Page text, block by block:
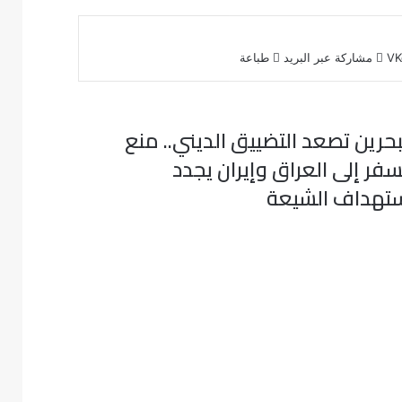
مشاركة عبر البريد طباعة
تصعد التضييق الديني.. منع
إلى العراق وإيران يجدد
الشيعة